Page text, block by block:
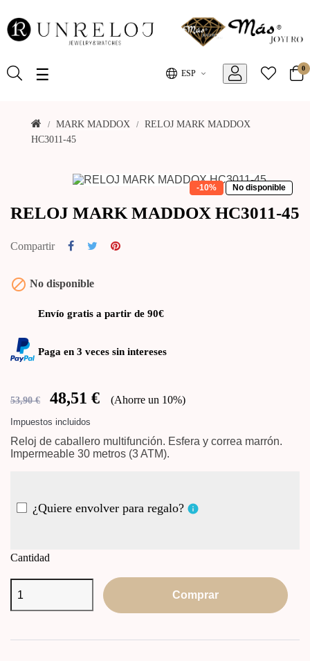
ESP
0
Toggle
☰
MARK MADDOX
RELOJ MARK MADDOX
HC3011-45
-10% No disponible
RELOJ MARK MADDOX HC3011-45
Compartir
 No disponible
Envío gratis a partir de 90€
Paga en 3 veces sin intereses
53,90 € 48,51 € Ahorre un 10%
Impuestos incluidos
Reloj de caballero multifunción. Esfera y correa marrón.
Impermeable 30 metros (3 ATM).
¿Quiere envolver para regalo? info
Cantidad
Comprar